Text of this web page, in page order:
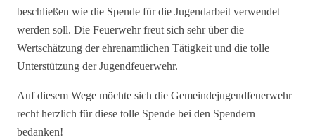
beschließen wie die Spende für die Jugendarbeit verwendet
werden soll. Die Feuerwehr freut sich sehr über die
Wertschätzung der ehrenamtlichen Tätigkeit und die tolle
Unterstützung der Jugendfeuerwehr.
Auf diesem Wege möchte sich die Gemeindejugendfeuerwehr
recht herzlich für diese tolle Spende bei den Spendern
bedanken!